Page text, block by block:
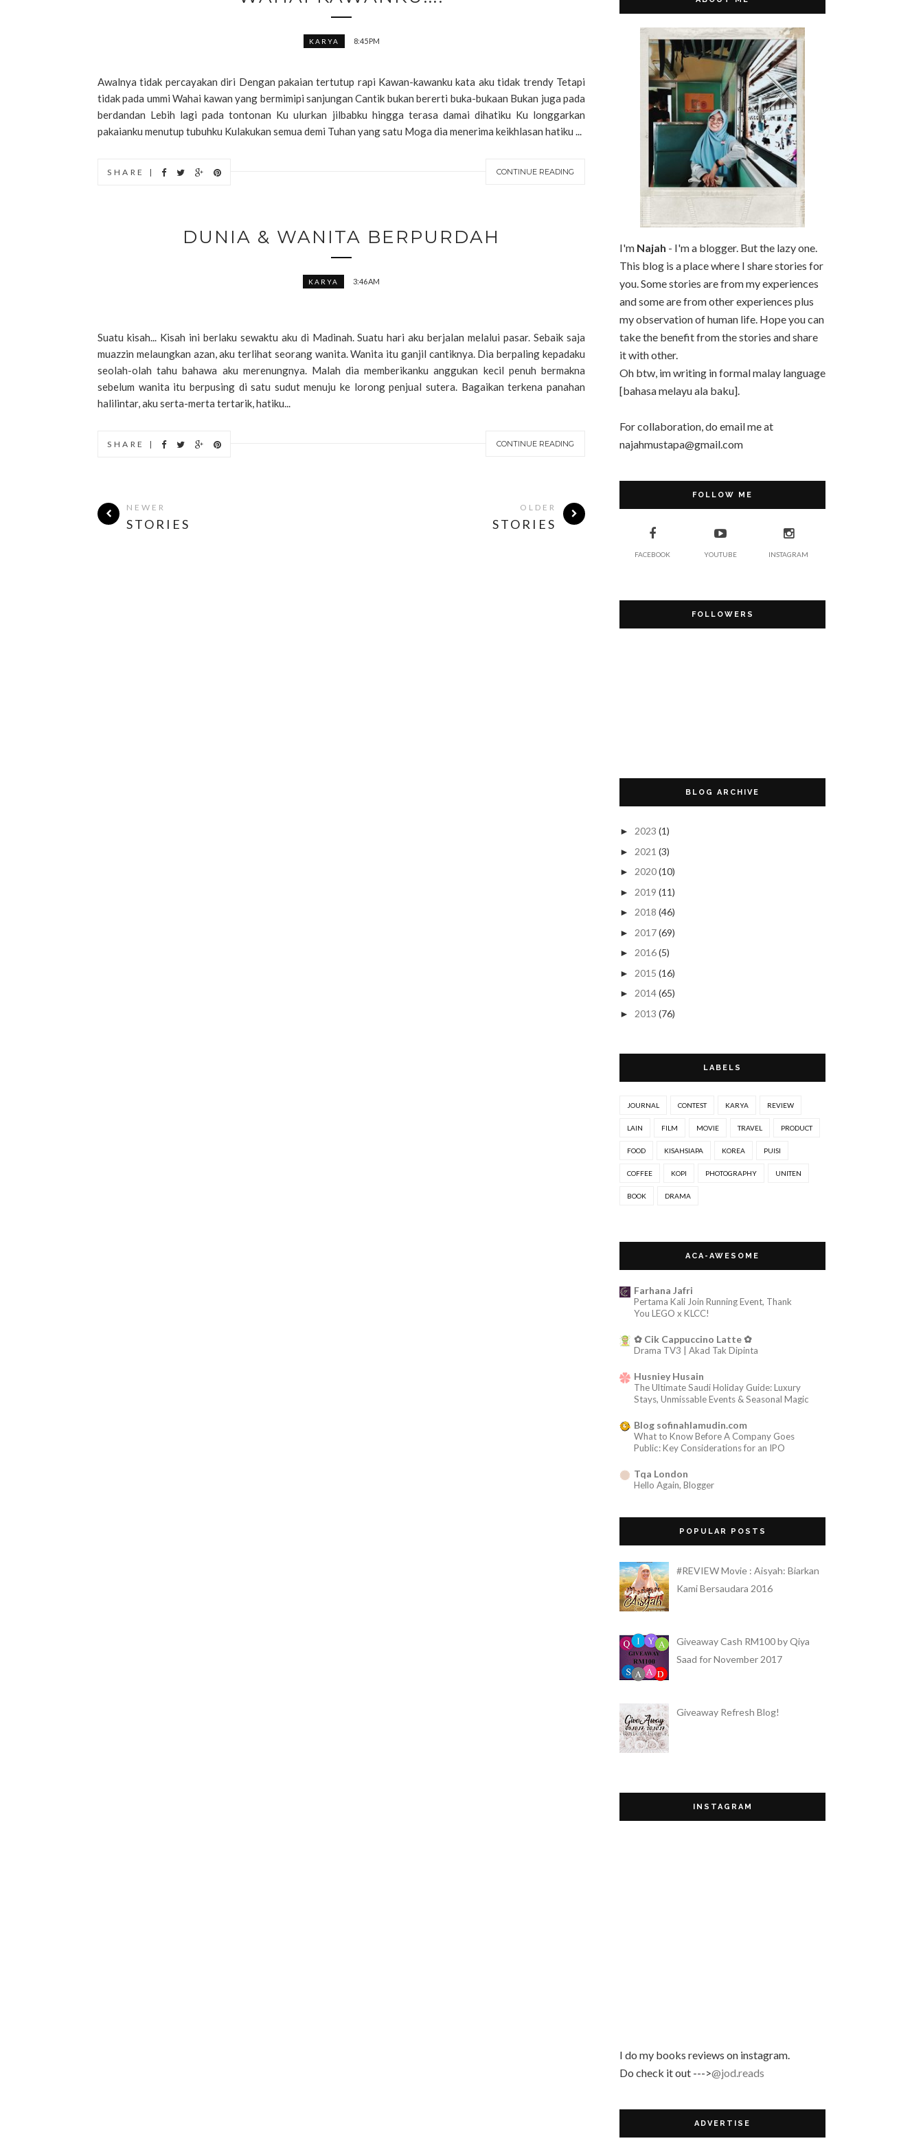
KARYA 8:45 PM
Awalnya tidak percayakan diri Dengan pakaian tertutup rapi Kawan-kawanku kata aku tidak trendy Tetapi
tidak pada ummi Wahai kawan yang bermimipi sanjungan Cantik bukan bererti buka-bukaan Bukan juga pada
berdandan Lebih lagi pada tontonan Ku ulurkan jilbabku hingga terasa damai dihatiku Ku longgarkan
pakaianku menutup tubuhku Kulakukan semua demi Tuhan yang satu Moga dia menerima keikhlasan hatiku ...
CONTINUE READING
SHARE |
DUNIA & WANITA BERPURDAH
KARYA 3:46 AM
Suatu kisah... Kisah ini berlaku sewaktu aku di Madinah. Suatu hari aku berjalan melalui pasar. Sebaik saja
muazzin melaungkan azan, aku terlihat seorang wanita. Wanita itu ganjil cantiknya. Dia berpaling kepadaku
seolah-olah tahu bahawa aku merenungnya. Malah dia memberikanku anggukan kecil penuh bermakna
sebelum wanita itu berpusing di satu sudut menuju ke lorong penjual sutera. Bagaikan terkena panahan
halilintar, aku serta-merta tertarik, hatiku...
CONTINUE READING
SHARE |
NEWER
STORIES
OLDER
STORIES
I'm Najah - I'm a blogger. But the lazy one.
This blog is a place where I share stories for
you. Some stories are from my experiences
and some are from other experiences plus
my observation of human life. Hope you can
take the benefit from the stories and share
it with other.
Oh btw, im writing in formal malay language
[bahasa melayu ala baku].
For collaboration, do email me at
najahmustapa@gmail.com
FOLLOW ME
FACEBOOK YOUTUBE INSTAGRAM
FOLLOWERS
BLOG ARCHIVE
► 2023 (1)
► 2021 (3)
► 2020(10)
► 2019 (11)
► 2018 (46)
► 2017(69)
► 2016(5)
► 2015 (16)
► 2014(65)
► 2013 (76)
►2011(18)
► Mar 2009(1)
▼ Feb 2009
Wahai kawanku...!
►Jan 2009(3)
LABELS
JOURNAL CONTEST KARYA REVIEW
LAIN FILM MOVIE TRAVEL PRODUCT
FOOD KISAHSIAPA KOREA PUISI
COFFEE KOPI PHOTOGRAPHY UNITEN
BOOK DRAMA
ACA-AWESOME
Farhana Jafri
Pertama Kali Join Running Event, Thank
You LEGO x KLCC!
✿ Cik Cappuccino Latte ✿
Drama TV3 | Akad Tak Dipinta
Husniey Husain
The Ultimate Saudi Holiday Guide: Luxury
Stays, Unmissable Events & Seasonal Magic
Blog sofinahlamudin.com
What to Know Before A Company Goes
Public: Key Considerations for an IPO
Tqa London
Hello Again, Blogger
Sis Gee
Sis Gee Review "The Best Moisturizer"
Untuk Masalah Kulit Berminyak
QueenBee by Mek
YANG TIDAK BERMINYAK HANSAEGEE
NATURE
Nahwal Imtiyaz
Part Time Promoter di Parkson
Angel Pakai Gucci!
Doa Itu Bom Nuklear Bagi Orang Mu'min!
AIRA
Cara untuk Memudarkan Parut Jerawat
Budak Tomato
POPULAR POSTS
#REVIEW Movie : Aisyah: Biarkan
Kami Bersaudara 2016
Giveaway Cash RM100 by Qiya
Saad for November 2017
Giveaway Refresh Blog!
INSTAGRAM
I do my books reviews on instagram.
Do check it out --->@jod.reads
ADVERTISE